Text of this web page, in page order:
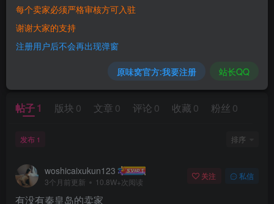
帖子1 版块 0 文章 0 评论 0 收藏 0 粉丝 0
发布 1 排序
woshicaixukun123
3个月前更新 10.8W+次阅读
关注 私信
有没有秦皇岛的卖家
每个卖家必须严格审核方可入驻
谢谢大家的支持
注册用户后不会再出现弹窗
原味窝官方:我要注册 站长QQ